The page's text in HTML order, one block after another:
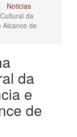
Noticias
da
Alcance de
da
e
de